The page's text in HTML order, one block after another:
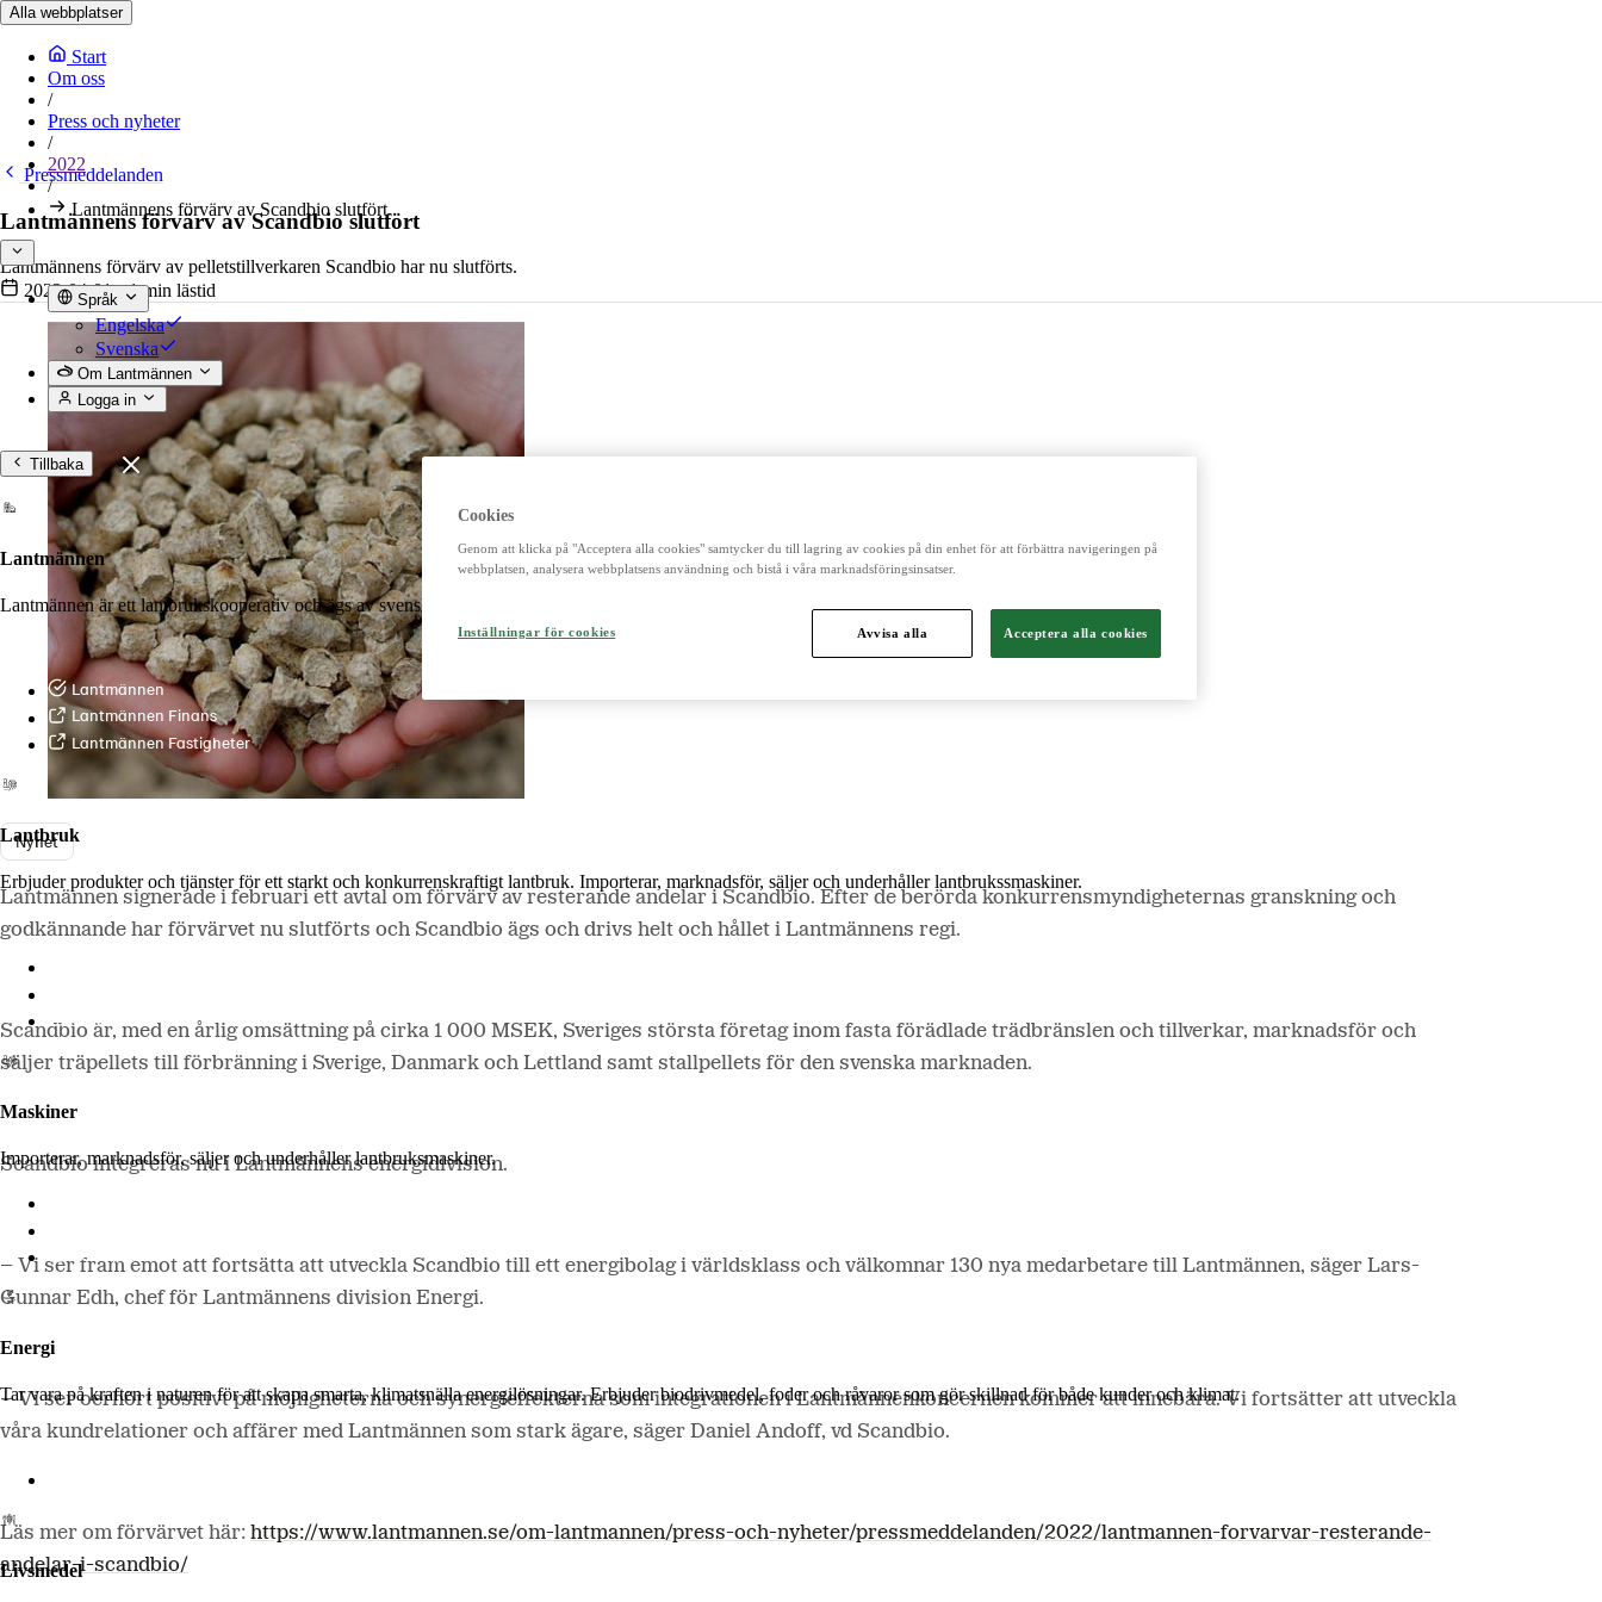
Alla webbplatser
Start
Om oss
/
Press och nyheter
/
2022
/
Lantmännens förvärv av Scandbio slutfört
Språk
Engelska
Svenska
Om Lantmännen
Logga in
Tillbaka
Lantmännen
Lantmännen är ett lantbrukskooperativ och ägs av svenska lantbrukare och är norra Europas ledande aktör inom lantbruk, maskin, bioenergi och livsmedel.
Lantmännen
Lantmännen Finans
Lantmännen Fastigheter
Lantbruk
Erbjuder produkter och tjänster för ett starkt och konkurrenskraftigt lantbruk. Importerar, marknadsför, säljer och underhåller lantbrukssmaskiner.
Odla
Maskiner
Importerar, marknadsför, säljer och underhåller lantbruksmaskiner.
Butik på nätet
Energi
Tar vara på kraften i naturen för att skapa smarta, klimatsnälla energilösningar. Erbjuder biodrivmedel, foder och råvaror som gör skillnad för både kunder och klimat.
Livsmedel
Pressmeddelanden
Lantmännens förvärv av Scandbio slutfört
Lantmännens förvärv av pelletstillverkaren Scandbio har nu slutförts.
2022-04-01• 1 min lästid
Nyhet
Lantmännen signerade i februari ett avtal om förvärv av resterande andelar i Scandbio. Efter de berörda konkurrensmyndigheternas granskning och
godkännande har förvärvet nu slutförts och Scandbio ägs och drivs helt och hållet i Lantmännens regi.
Scandbio är, med en årlig omsättning på cirka 1 000 MSEK, Sveriges största företag inom fasta förädlade trädbränslen och tillverkar, marknadsför och
säljer träpellets till förbränning i Sverige, Danmark och Lettland samt stallpellets för den svenska marknaden.
Scandbio integreras nu i Lantmännens energidivision.
– Vi ser fram emot att fortsätta att utveckla Scandbio till ett energibolag i världsklass och välkomnar 130 nya medarbetare till Lantmännen, säger Lars-
Gunnar Edh, chef för Lantmännens division Energi.
– Vi ser oerhört positivt på möjligheterna och synergieffekterna som integrationen i Lantmännenkoncernen kommer att innebära. Vi fortsätter att utveckla
våra kundrelationer och affärer med Lantmännen som stark ägare, säger Daniel Andoff, vd Scandbio.
Läs mer om förvärvet här: https://www.lantmannen.se/om-lantmannen/press-och-nyheter/pressmeddelanden/2022/lantmannen-forvarvar-resterande-
andelar-i-scandbio/
Cookies
Genom att klicka på "Acceptera alla cookies" samtycker du till lagring av cookies på din enhet för att förbättra navigeringen på
webbplatsen, analysera webbplatsens användning och bistå i våra marknadsföringsinsatser.
Inställningar för cookies Avvisa alla Acceptera alla cookies